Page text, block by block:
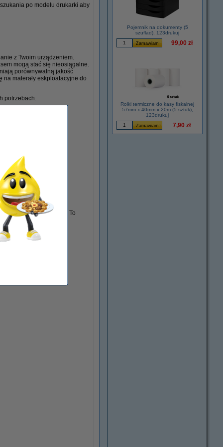
po modelu drukarki aby
z Twoim urządzeniem.
mogą stać się nieosiągalne.
porównywalną jakość
materały eskploatacyjne do
potrzebach.
czarnych wkładów. To
Pojemnik na dokumenty (5
szuflad), 123drukuj
99,00 zł
Rolki termiczne do kasy fiskalnej
57mm x 40mm x 20m (5 sztuk),
123drukuj
7,90 zł